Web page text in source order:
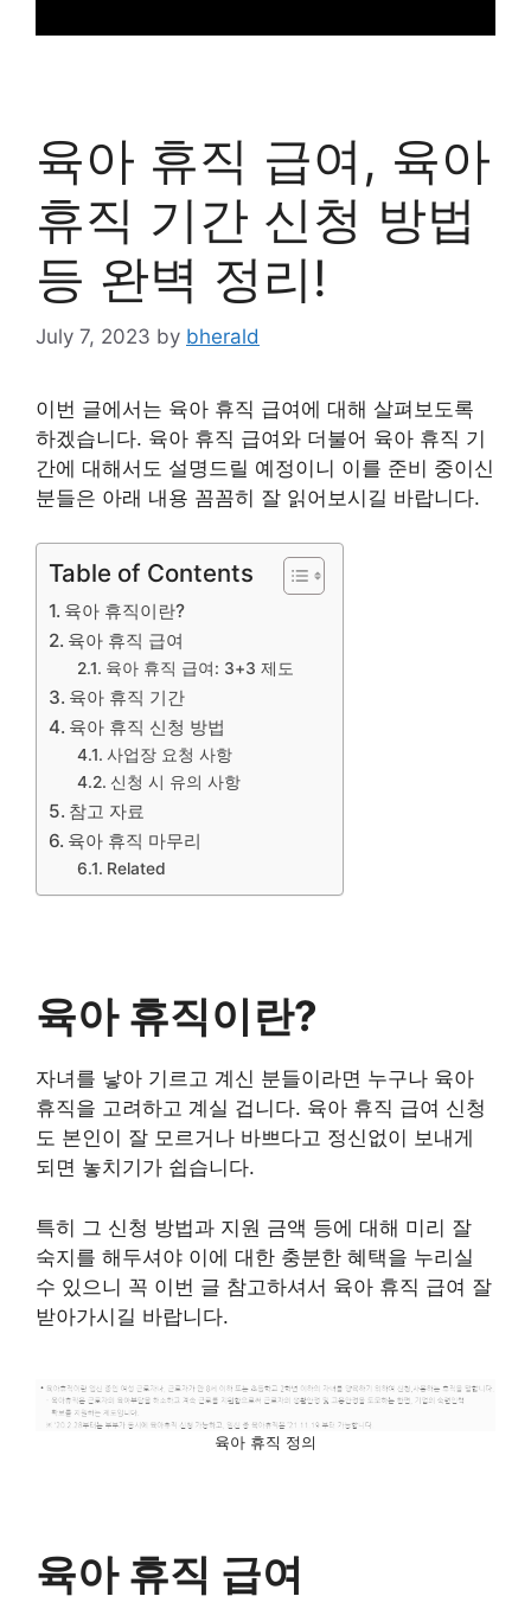
육아 휴직 급여, 육아
휴직 기간 신청 방법
등 완벽 정리!
July 7, 2023 by bherald
이번 글에서는 육아 휴직 급여에 대해 살펴보도록
하겠습니다. 육아 휴직 급여와 더불어 육아 휴직 기
간에 대해서도 설명드릴 예정이니 이를 준비 중이신
분들은 아래 내용 꼼꼼히 잘 읽어보시길 바랍니다.
Table of Contents
육아 휴직이란?
육아 휴직 급여
육아 휴직 급여: 3+3 제도
육아 휴직 기간
육아 휴직 신청 방법
사업장 요청 사항
신청 시 유의 사항
참고 자료
육아 휴직 마무리
Related
육아 휴직이란?
자녀를 낳아 기르고 계신 분들이라면 누구나 육아
휴직을 고려하고 계실 겁니다. 육아 휴직 급여 신청
도 본인이 잘 모르거나 바쁘다고 정신없이 보내게
되면 놓치기가 쉽습니다.
특히 그 신청 방법과 지원 금액 등에 대해 미리 잘
숙지를 해두셔야 이에 대한 충분한 혜택을 누리실
수 있으니 꼭 이번 글 참고하셔서 육아 휴직 급여 잘
받아가시길 바랍니다.
육아 휴직 정의
육아 휴직 급여